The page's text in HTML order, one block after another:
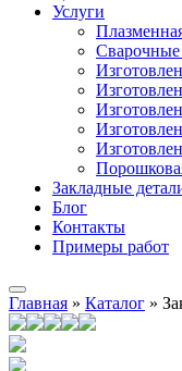
Услуги
Закладные
Блог
Контакты
Примеры работ
Главная » Каталог »